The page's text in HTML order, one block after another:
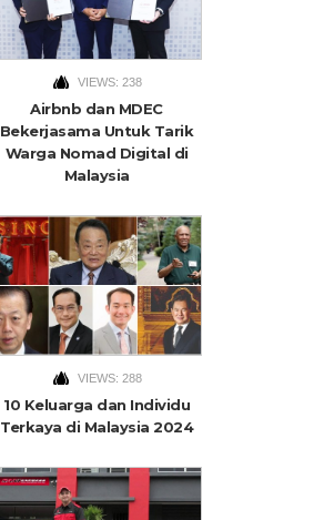
VIEWS: 238
Airbnb dan MDEC
Bekerjasama Untuk Tarik
Warga Nomad Digital di
Malaysia
VIEWS: 288
10 Keluarga dan Individu
Terkaya di Malaysia 2024